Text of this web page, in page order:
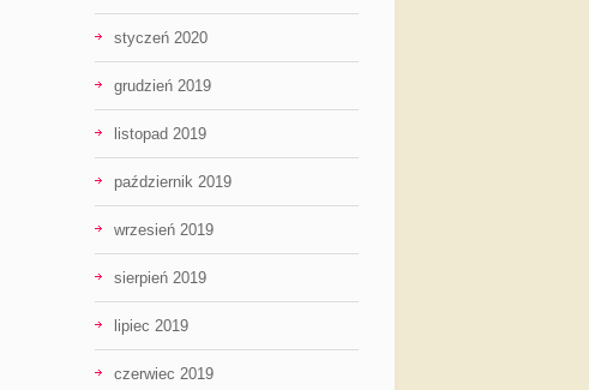
styczeń 2020
grudzień 2019
listopad 2019
październik 2019
wrzesień 2019
sierpień 2019
lipiec 2019
czerwiec 2019